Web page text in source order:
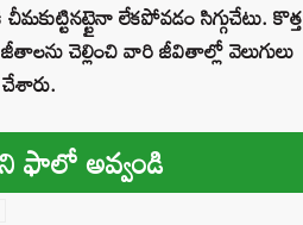
లేకపోవడం సిగ్గుచేటు. కొత్త
చెల్లించి వారి జీవితాల్లో వెలుగులు
ఫాలో అవ్వండి